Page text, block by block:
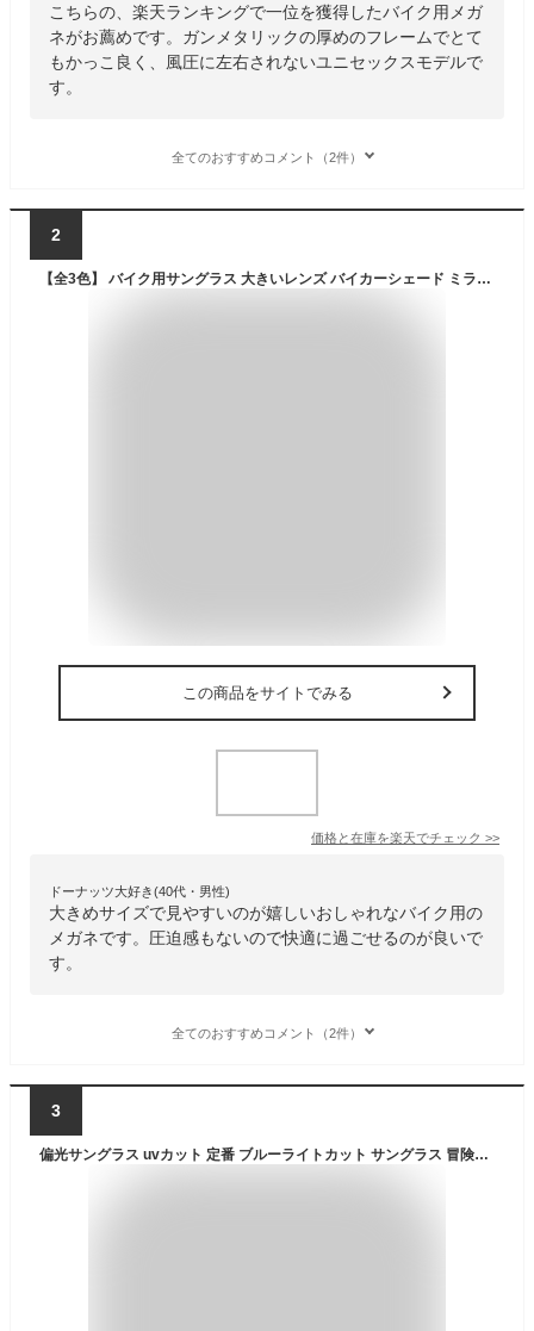
こちらの、楽天ランキングで一位を獲得したバイク用メガ
ネがお薦めです。ガンメタリックの厚めのフレームでとて
もかっこ良く、風圧に左右されないユニセックスモデルで
す。
全てのおすすめコメント（2件）
2
【全3色】 バイク用サングラス 大きいレンズ バイカーシェード ミラーレンズ 防風パッド付き メンズ レディース 防塵 飛沫予防 感染予防 予防 保護メガネ PM2.5
この商品をサイトでみる
価格と在庫を楽天でチェック >>
ドーナッツ大好き(40代・男性)
大きめサイズで見やすいのが嬉しいおしゃれなバイク用の
メガネです。圧迫感もないので快適に過ごせるのが良いで
す。
全てのおすすめコメント（2件）
3
偏光サングラス uvカット 定番 ブルーライトカット サングラス 冒険王 グラファイター 眼鏡 メガネ めがね 紫外線カット 紫外線対策 GRAPHITER GFC-1 GFC-2 GFC-3 メンズ かっこいい おしゃれ 釣り アウトドア ドライブ バイク